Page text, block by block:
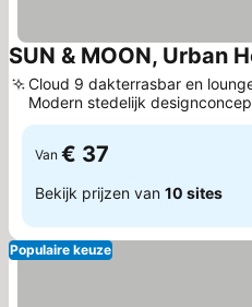
SUN & MOON, Urban
Cloud 9 dakterrasbar en
Modern stedelijk
Van € 37
Bekijk prijzen van 10 sites
Populaire keuze